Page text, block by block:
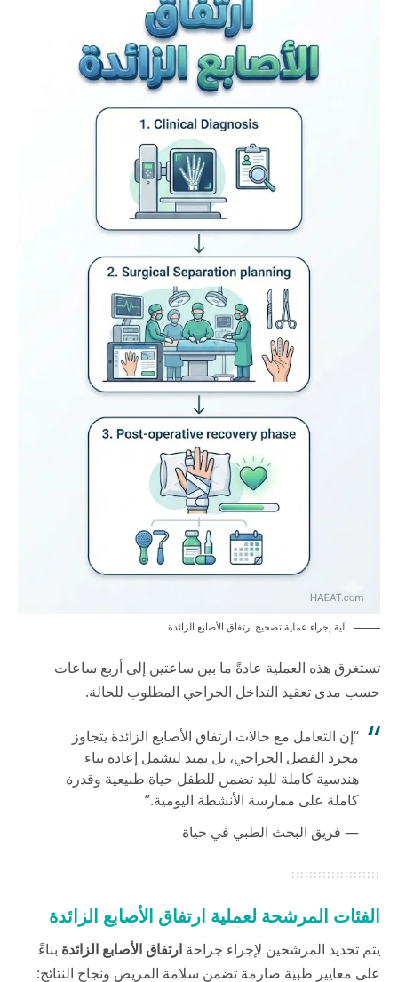
آلية إجراء عملية تصحيح ارتفاق الأصابع الزائدة
تستغرق هذه العملية عادةً ما بين ساعتين إلى أربع ساعات
حسب مدى تعقيد التداخل الجراحي المطلوب للحالة.
“إن التعامل مع حالات ارتفاق الأصابع الزائدة يتجاوز
مجرد الفصل الجراحي، بل يمتد ليشمل إعادة بناء
هندسية كاملة لليد تضمن للطفل حياة طبيعية وقدرة
كاملة على ممارسة الأنشطة اليومية.”
— فريق البحث الطبي في حياة
الفئات المرشحة لعملية ارتفاق الأصابع الزائدة
يتم تحديد المرشحين لإجراء جراحة ارتفاق الأصابع الزائدة بناءً
على معايير طبية صارمة تضمن سلامة المريض ونجاح النتائج: